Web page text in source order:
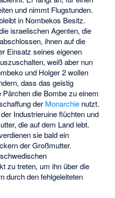
und nimmt Flugstunden.
in Nombekos Besitz.
israelischen Agenten, die
ihnen auf die
Einsatz seines eigenen
weiß aber nun
und Holger 2 wollen
dass das geistig
die Bombe zu einem
der Monarchie nutzt.
Industrieruine flüchten und
die auf dem Land lebt.
sie bald ein
der Großmutter.
zu treten, um ihn über die
durch den fehlgeleiteten